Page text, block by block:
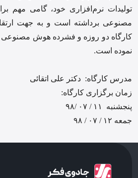
تولیدات نرم‌افزاری خود، گامی مهم
مصنوعی برداشته است و به جهت ارتقا
کارگاه دو روزه و فشرده هوش مصنوعی -
نموده است.
مدرس کارگاه: دکتر علی اتقائی
زمان برگزاری کارگاه:
پنجشنبه ۱۱ / ۰۷ /۹۸
جمعه ۱۲ / ۰۷ / ۹۸